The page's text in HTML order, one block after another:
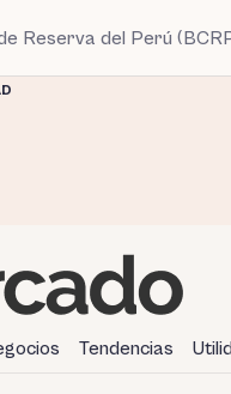
Reserva del Perú
Tendencias